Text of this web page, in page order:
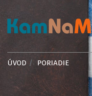
ÚVOD PORIADIE